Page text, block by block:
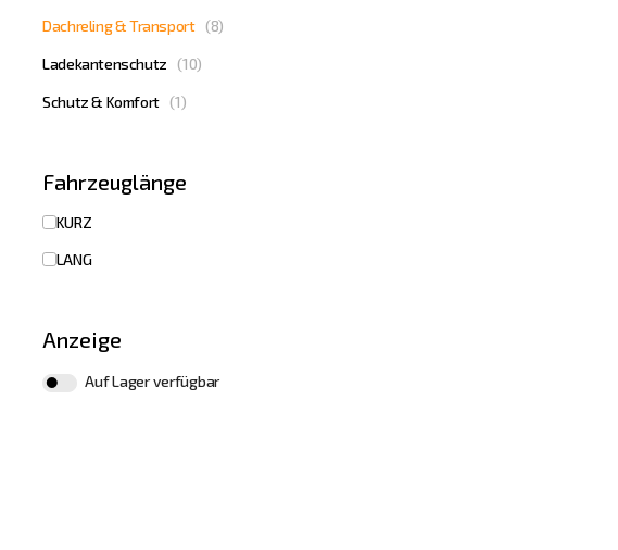
Dachreling & Transport (8)
Ladekantenschutz (10)
Schutz & Komfort (1)
Fahrzeuglänge
KURZ
LANG
Anzeige
Auf Lager verfügbar